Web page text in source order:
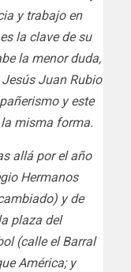
y trabajo en
la clave de su
la menor duda,
Juan Rubio
y este
misma forma.
allá por el año
Hermanos
y de
plaza del
(calle el Barral
América; y